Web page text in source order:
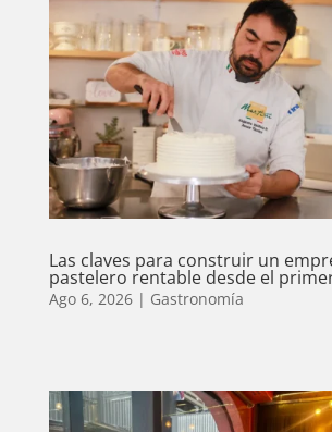
Las claves para construir un
pastelero rentable desde el
Ago 6, 2026| Gastronomía